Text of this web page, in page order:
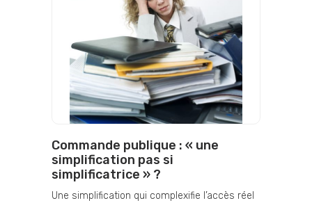
Commande publique : « une
simplification pas si
simplificatrice » ?
Une simplification qui complexifie l’accès réel